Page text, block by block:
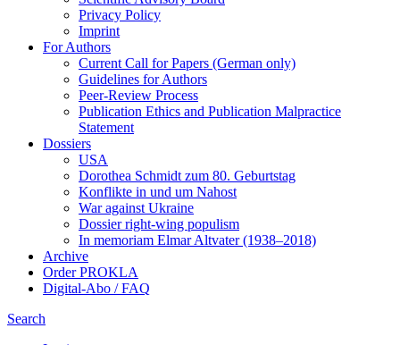
Privacy Policy
Imprint
For Authors
Current Call for Papers (German only)
Guidelines for Authors
Peer-Review Process
Publication Ethics and Publication Malpractice
Statement
Dossiers
USA
Dorothea Schmidt zum 80. Geburtstag
Konflikte in und um Nahost
War against Ukraine
Dossier right-wing populism
In me­mo­ri­am Elmar Altvater (1938–2018)
Archive
Order PROKLA
Digital-Abo / FAQ
Search